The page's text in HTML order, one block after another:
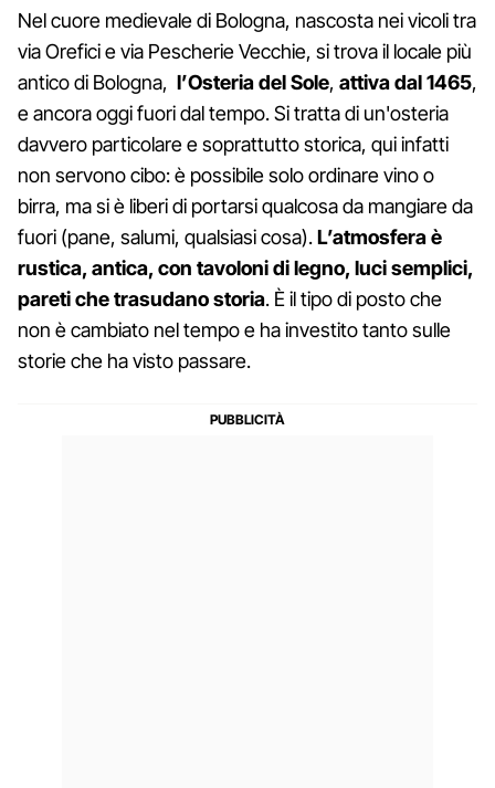
Nel cuore medievale di Bologna, nascosta nei vicoli tra
via Orefici e via Pescherie Vecchie, si trova il locale più
antico di Bologna, l’Osteria del Sole, attiva dal 1465,
e ancora oggi fuori dal tempo. Si tratta di un'osteria
davvero particolare e soprattutto storica, qui infatti
non servono cibo: è possibile solo ordinare vino o
birra, ma si è liberi di portarsi qualcosa da mangiare da
fuori (pane, salumi, qualsiasi cosa).L’atmosfera è
rustica, antica, con tavoloni di legno, luci semplici,
pareti che trasudano storia. È il tipo di posto che
non è cambiato nel tempo e ha investito tanto sulle
storie che ha visto passare.